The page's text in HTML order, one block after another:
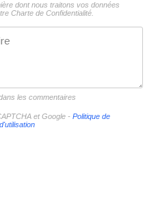
dont nous traitons vos données
Charte de Confidentialité.
les commentaires
et Google - Politique de